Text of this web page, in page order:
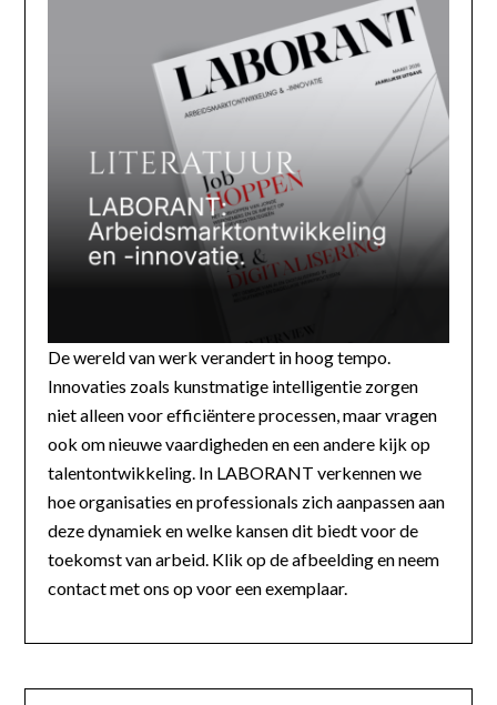
De wereld van werk verandert in hoog tempo.
Innovaties zoals kunstmatige intelligentie zorgen
niet alleen voor efficiëntere processen, maar vragen
ook om nieuwe vaardigheden en een andere kijk op
talentontwikkeling. In LABORANT verkennen we
hoe organisaties en professionals zich aanpassen aan
deze dynamiek en welke kansen dit biedt voor de
toekomst van arbeid. Klik op de afbeelding en neem
contact met ons op voor een exemplaar.